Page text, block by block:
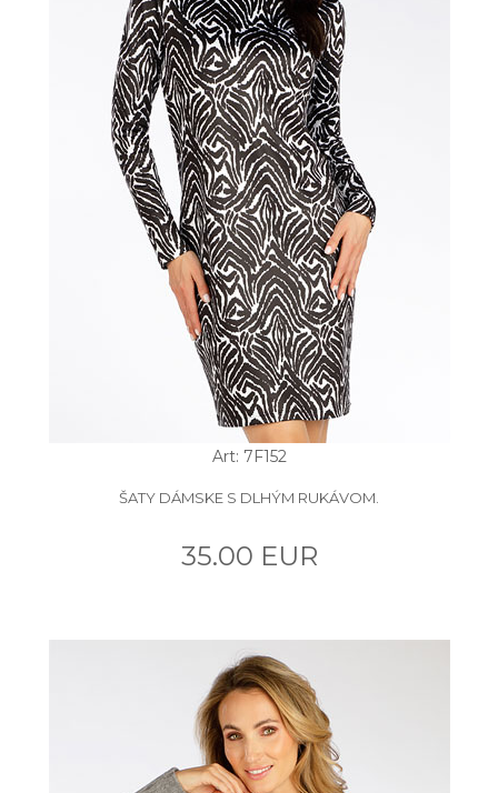
Art: 7F152
ŠATY DÁMSKE S DLHÝM RUKÁVOM.
35.00 EUR